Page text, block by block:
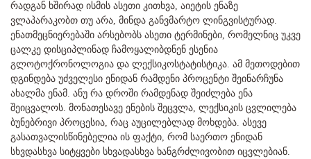
რადგან ხშირად ისმის ასეთი კითხვა, აიეტის ენაზე
ვლაპარაკობთ თუ არა, მინდა განვმარტო ლინგვისტურად.
ენათმეცნიერებაში არსებობს ასეთი ტერმინები, რომელნიც უკვე
ცალკე დისციპლინად ჩამოყალიბდნენ ესენია
გლოტოქრონოლოგია და ლექსიკოსტატისტიკა. ამ მეთოდებით
დგინდება უძველესი ენიდან რამდენი პროცენტი შეინარჩუნა
ახალმა ენამ. ანუ რა დროში რამდენად შეიძლება ენა
შეიცვალოს. მონათესავე ენების შეცვლა, ლექსიკის ცვლილება
ბუნებრივი პროცესია, რაც აუცილებლად მოხდება. ასევე
გასათვალისწინებელია ის ფაქტი, რომ საერთო ენიდან
სხვდასხვა სიტყვები სხვადასხვა ხანგრძლივობით იცვლებიან.